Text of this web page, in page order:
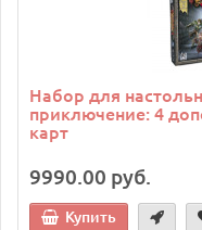
Набор для
приключение: 4
карт
9990.00 руб.
Купить